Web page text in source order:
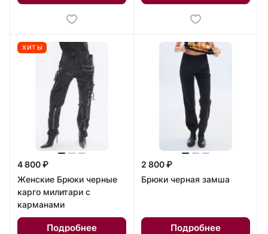
ХИТЫ
4 800 ₽
Женские Брюки черные
карго милитари с
карманами
Подробнее
2 800 ₽
Брюки черная замша
Подробнее